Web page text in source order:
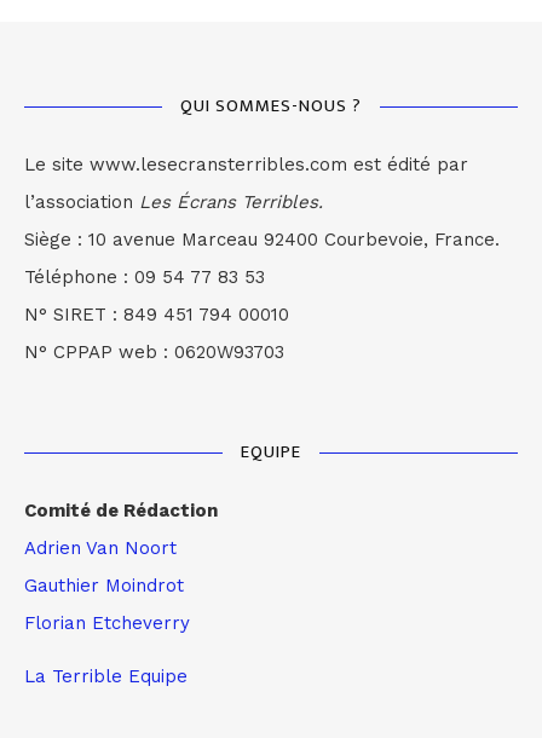
QUI SOMMES-NOUS ?
Le site www.lesecransterribles.com est édité par
l’association Les Écrans Terribles.
Siège : 10 avenue Marceau 92400 Courbevoie, France.
Téléphone : 09 54 77 83 53
N° SIRET : 849 451 794 00010
N° CPPAP web : 0620W93703
EQUIPE
Comité de Rédaction
Adrien Van Noort
Gauthier Moindrot
Florian Etcheverry
La Terrible Equipe